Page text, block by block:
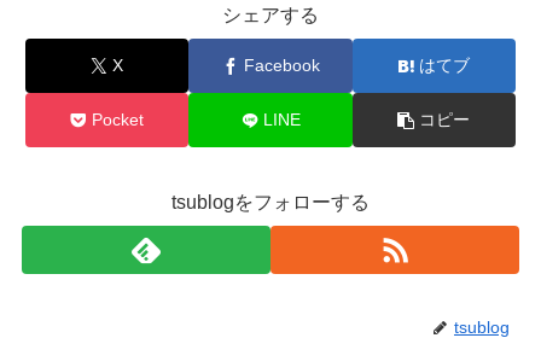
シェアする
X Facebook はてブ
Pocket LINE コピー
tsublogをフォローする
tsublog